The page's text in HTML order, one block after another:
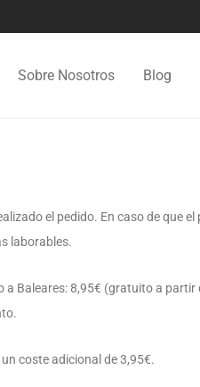
Sobre Nosotros Blog
el pedido. En caso de que
laborables.
Baleares: 8,95€ (gratuito a
coste adicional de 3,95€.